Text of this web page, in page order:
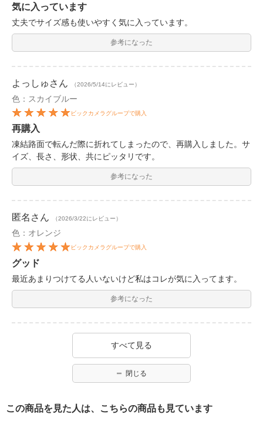
気に入っています
丈夫でサイズ感も使いやすく気に入っています。
参考になった
よっしゅ さん （2026/5/14にレビュー）
色：スカイブルー
ビックカメラグループで購入
再購入
凍結路面で転んだ際に折れてしまったので、再購入しました。サ
イズ、長さ、形状、共にピッタリです。
参考になった
匿名 さん （2026/3/22にレビュー）
色：オレンジ
ビックカメラグループで購入
グッド
最近あまりつけてる人いないけど私はコレが気に入ってます。
参考になった
すべて見る
閉じる
この商品を見た人は、こちらの商品も見ています